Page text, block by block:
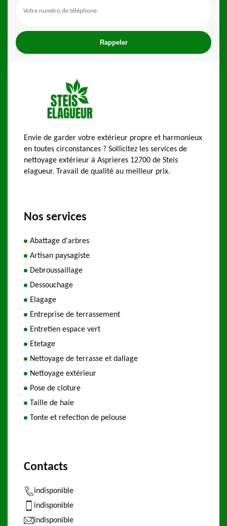
Envie de garder votre extérieur propre et harmonieux
en toutes circonstances ? Sollicitez les services de
nettoyage extérieur à Asprieres 12700 de Steis
elagueur. Travail de qualité au meilleur prix.
Nos services
Abattage d'arbres
Artisan paysagiste
Debroussaillage
Dessouchage
Elagage
Entreprise de terrassement
Entretien espace vert
Etetage
Nettoyage de terrasse et dallage
Nettoyage extérieur
Pose de cloture
Taille de haie
Tonte et refection de pelouse
Contacts
indisponible
indisponible
indisponible